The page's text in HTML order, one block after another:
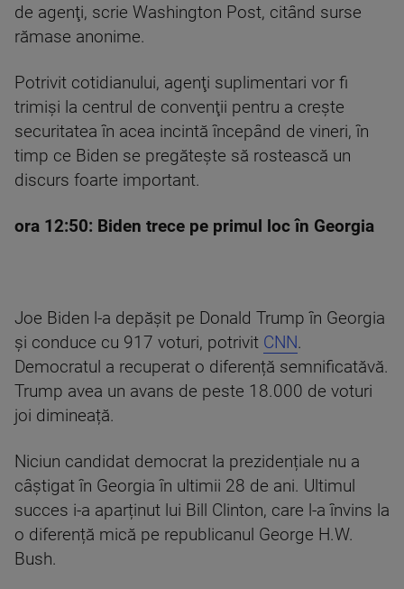
de agenţi, scrie Washington Post, citând surse
rămase anonime.
Potrivit cotidianului, agenţi suplimentari vor fi
trimişi la centrul de convenţii pentru a creşte
securitatea în acea incintă începând de vineri, în
timp ce Biden se pregăteşte să rostească un
discurs foarte important.
ora 12:50: Biden trece pe primul loc în Georgia
Joe Biden l-a depășit pe Donald Trump în Georgia
și conduce cu 917 voturi, potrivit CNN.
Democratul a recuperat o diferență semnificatăvă.
Trump avea un avans de peste 18.000 de voturi
joi dimineață.
Niciun candidat democrat la prezidențiale nu a
câștigat în Georgia în ultimii 28 de ani. Ultimul
succes i-a aparținut lui Bill Clinton, care l-a învins la
o diferență mică pe republicanul George H.W.
Bush.